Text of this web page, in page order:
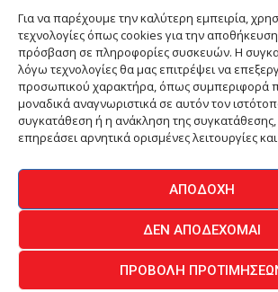
Για να παρέχουμε την καλύτερη εμπειρία,
τεχνολογίες όπως cookies για την
πρόσβαση σε πληροφορίες συσκευών. Η
λόγω τεχνολογίες θα μας επιτρέψει να
προσωπικού χαρακτήρα, όπως συμπεριφορά
μοναδικά αναγνωριστικά σε αυτόν τον
συγκατάθεση ή η ανάκληση της
επηρεάσει αρνητικά ορισμένες λειτουργίες
ΑΠΟΔΟΧΉ
ΔΕΝ ΑΠΟΔΈΧΟΜΑΙ
ΠΡΟΒΟΛΉ
ΔικαιούχοςDomain:ΔΗΜΗΤΡΙΑΔΗΣ Θ ΚΑΙ ΣΙΑ
Διευθυντής: ΕΥΘΥΜΙΑΤΟΥ ΜΑΡΙΑ
Διαχειριστής:
ΕΥΘΥΜΙΑΤΟΥ ΜΑΡΙΑ
Δήλωση Συμμόρφωσης
ΕΠΙΚΟΙΝΩΝΙΑ
© 2026 - All Rights Reserved -